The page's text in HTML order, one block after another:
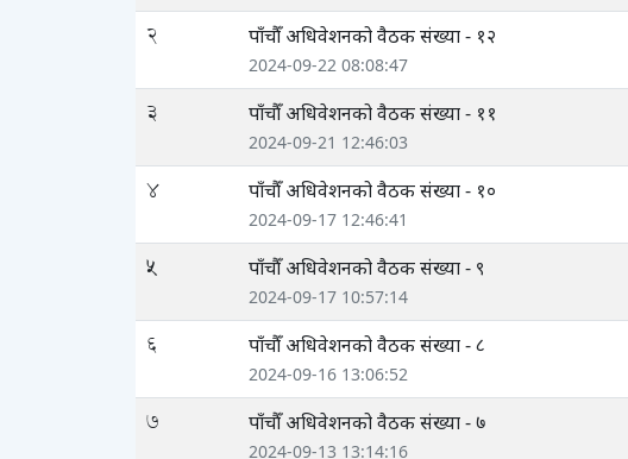
2 पाँचौँ अधिवेशनको वैठक संख्या - १२
2024-09-22 08:08:47
3 पाँचौँ अधिवेशनको वैठक संख्या - ११
2024-09-21 12:46:03
4 पाँचौँ अधिवेशनको वैठक संख्या - १०
2024-09-17 12:46:41
5 पाँचौँ अधिवेशनको वैठक संख्या - ९
2024-09-17 10:57:14
6 पाँचौँ अधिवेशनको वैठक संख्या - ८
2024-09-16 13:06:52
7 पाँचौँ अधिवेशनको वैठक संख्या - ७
2024-09-13 13:14:16